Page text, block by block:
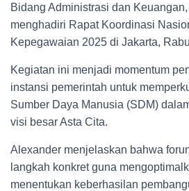
Bidang Administrasi dan
menghadiri Rapat Koordinasi
Kepegawaian 2025 di Jakarta,
Kegiatan ini menjadi momentum
instansi pemerintah untuk
Sumber Daya Manusia (SDM)
visi besar Asta Cita.
Alexander menjelaskan bahwa
langkah konkret guna
menentukan keberhasilan